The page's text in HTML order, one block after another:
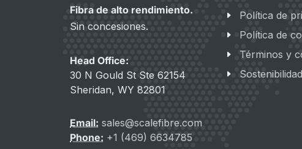
Fibra de alto rendimiento.
Sin concesiones.
Head Office:
30 N Gould St Ste 62154
Sheridan, WY 82801
Email: sales@scalefibre.com
Phone: +1 (469) 6634785
Política de
Política de
Términos y
Sostenibilidad